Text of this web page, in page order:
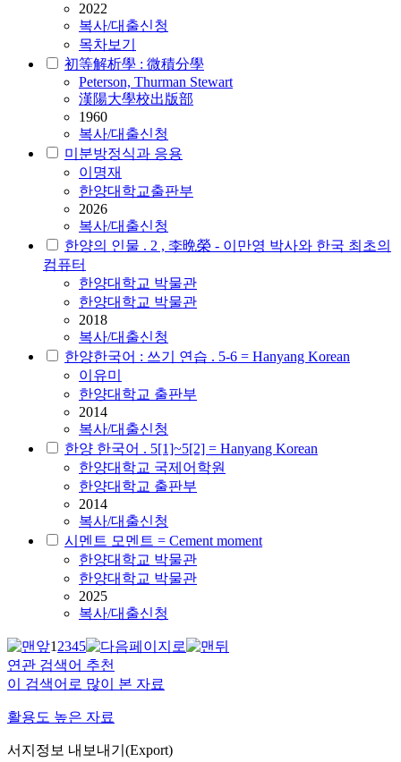
2022
복사/대출신청
목차보기
初等解析學 : 微積分學
Peterson, Thurman Stewart
漢陽大學校出版部
1960
복사/대출신청
미분방정식과 응용
이명재
한양대학교출판부
2026
복사/대출신청
한양의 인물 . 2 , 李晩榮 - 이만영 박사와 한국 최초의
컴퓨터
한양대학교 박물관
한양대학교 박물관
2018
복사/대출신청
한양한국어 : 쓰기 연습 . 5-6 = Hanyang Korean
이유미
한양대학교 출판부
2014
복사/대출신청
한양 한국어 . 5[1]~5[2] = Hanyang Korean
한양대학교 국제어학원
한양대학교 출판부
2014
복사/대출신청
시멘트 모멘트 = Cement moment
한양대학교 박물관
한양대학교 박물관
2025
복사/대출신청
12345
연관 검색어 추천
이 검색어로 많이 본 자료
활용도 높은 자료
서지정보 내보내기(Export)